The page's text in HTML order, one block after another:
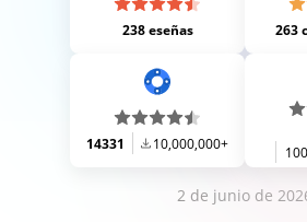
238 eseñas 263
14331 10,000,000+
2 de junio de